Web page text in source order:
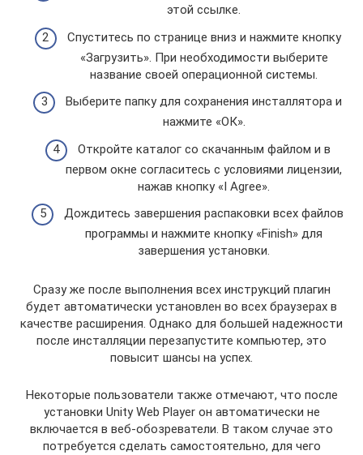
этой ссылке.
Спуститесь по странице вниз и нажмите кнопку
«Загрузить». При необходимости выберите
название своей операционной системы.
Выберите папку для сохранения инсталлятора и
нажмите «ОК».
Откройте каталог со скачанным файлом и в
первом окне согласитесь с условиями лицензии,
нажав кнопку «I Agree».
Дождитесь завершения распаковки всех файлов
программы и нажмите кнопку «Finish» для
завершения установки.
Сразу же после выполнения всех инструкций плагин
будет автоматически установлен во всех браузерах в
качестве расширения. Однако для большей надежности
после инсталляции перезапустите компьютер, это
повысит шансы на успех.
Некоторые пользователи также отмечают, что после
установки Unity Web Player он автоматически не
включается в веб-обозреватели. В таком случае это
потребуется сделать самостоятельно, для чего